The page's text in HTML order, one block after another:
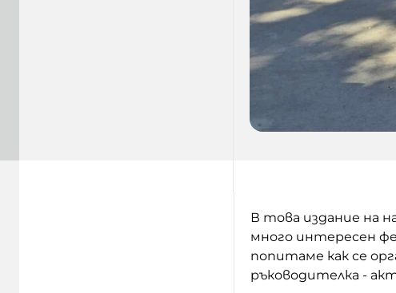
В това издание на
много интересен
попитаме как се
ръководителка -